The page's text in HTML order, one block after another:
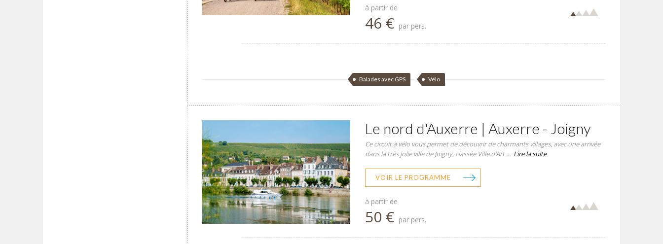
à partir de
46 € par pers.
Balades avec GPS Vélo
Le nord d'Auxerre | Auxerre - Joigny
Ce circuit à vélo vous permet de découvrir de charmants villages, avec une arrivée
dans la très jolie ville de Joigny, classée Ville d’Art ... Lire la suite
VOIR LE PROGRAMME
à partir de
50 € par pers.